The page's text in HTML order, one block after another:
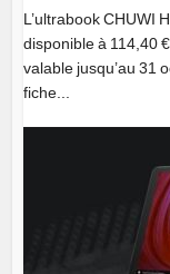
L’ultrabook CHUWI
disponible à 114,40
valable jusqu’au 31
fiche...